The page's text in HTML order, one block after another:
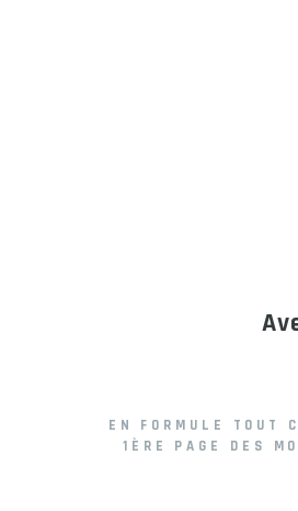
EN FORMULE TOUT
1ÈRE PAGE DES